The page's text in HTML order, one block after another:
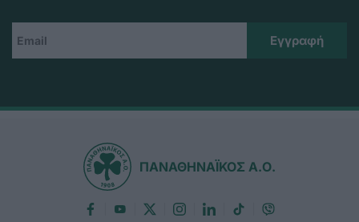
ΠΑΝΑΘΗΝΑΪΚΟΣ Α.Ο.